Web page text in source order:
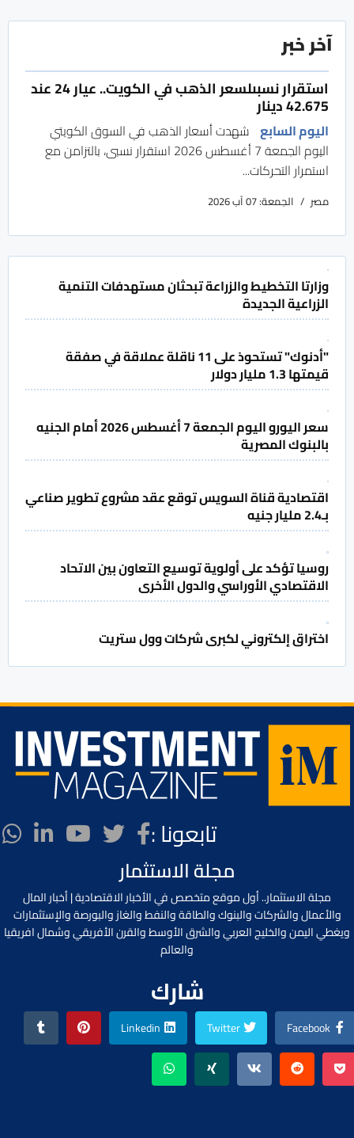
آخر خبر
استقرار نسبىلسعر الذهب في الكويت.. عيار 24 عند
42.675 دينار
اليوم السابع شهدت أسعار الذهب في السوق الكويتي
اليوم الجمعة 7 أغسطس 2026 استقرار نسبى، بالتزامن مع
استمرار التحركات...
مصر الجمعة: 07 آب 2026
وزارتا التخطيط والزراعة تبحثان مستهدفات التنمية
الزراعية الجديدة
"أدنوك" تستحوذ على 11 ناقلة عملاقة في صفقة
قيمتها 1.3 مليار دولار
سعر اليورو اليوم الجمعة 7 أغسطس 2026 أمام الجنيه
بالبنوك المصرية
اقتصادية قناة السويس توقع عقد مشروع تطوير صناعي
بـ2.4 مليار جنيه
روسيا تؤكد على أولوية توسيع التعاون بين الاتحاد
الاقتصادي الأوراسي والدول الأخرى
اختراق إلكتروني لكبرى شركات وول ستريت
تابعونا :
مجلة الاستثمار
مجلة الاستثمار.. أول موقع متخصص في الأخبار الاقتصادية | أخبار المال
والأعمال والشركات والبنوك والطاقة والنفط والغاز والبورصة والإستثمارات
ويغطي اليمن والخليج العربي والشرق الأوسط والقرن الأفريقي وشمال افريقيا
والعالم
شارك
Facebook
Twitter
Linkedin